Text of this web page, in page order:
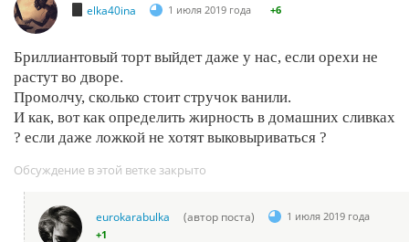
elka40ina 1 июля 2019 года +6
Бриллиантовый торт выйдет даже у нас, если орехи не
растут во дворе.
Промолчу, сколько стоит стручок ванили.
И как, вот как определить жирность в домашних сливках
? если даже ложкой не хотят выковыриваться ?
Обсуждение в этой ветке закрыто
eurokarabulka (автор поста)
1 июля 2019 года
+1